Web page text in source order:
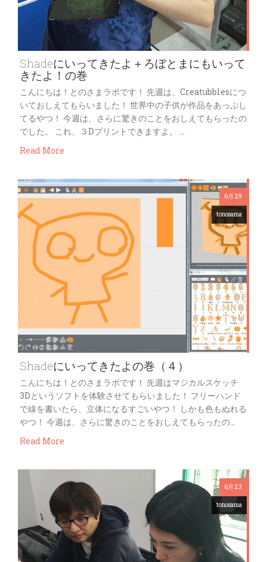
Shadeにいってきたよ＋ろぼとまにもいって
きたよ！の巻
こんにちは！とのさまラボです！ 先週は、Creatubblesにつ
いておしえてもらいました！ 世界中の子供が作品をあっぷし
てるやつ！ 今週は、さらに驚きのことをおしえてもらったの
でした。 これ、３Dプリントできますよ。 …
Read More
6月 29
tonosama
Shadeにいってきたよの巻（４）
こんにちは！とのさまラボです！ 先週はマジカルスケッチ
3Dというソフトを体験させてもらいました！ フリーハンド
で線を書いたら、立体になるすごいやつ！ しかも色もぬれる
やつ！ 今週は、さらに驚きのことをおしえてもらったの…
Read More
6月 23
tonosama